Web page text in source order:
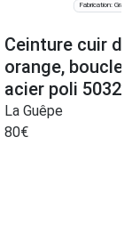
Fabrication:
Ceinture cuir
orange, boucle
acier poli 5032
La Guêpe
80€